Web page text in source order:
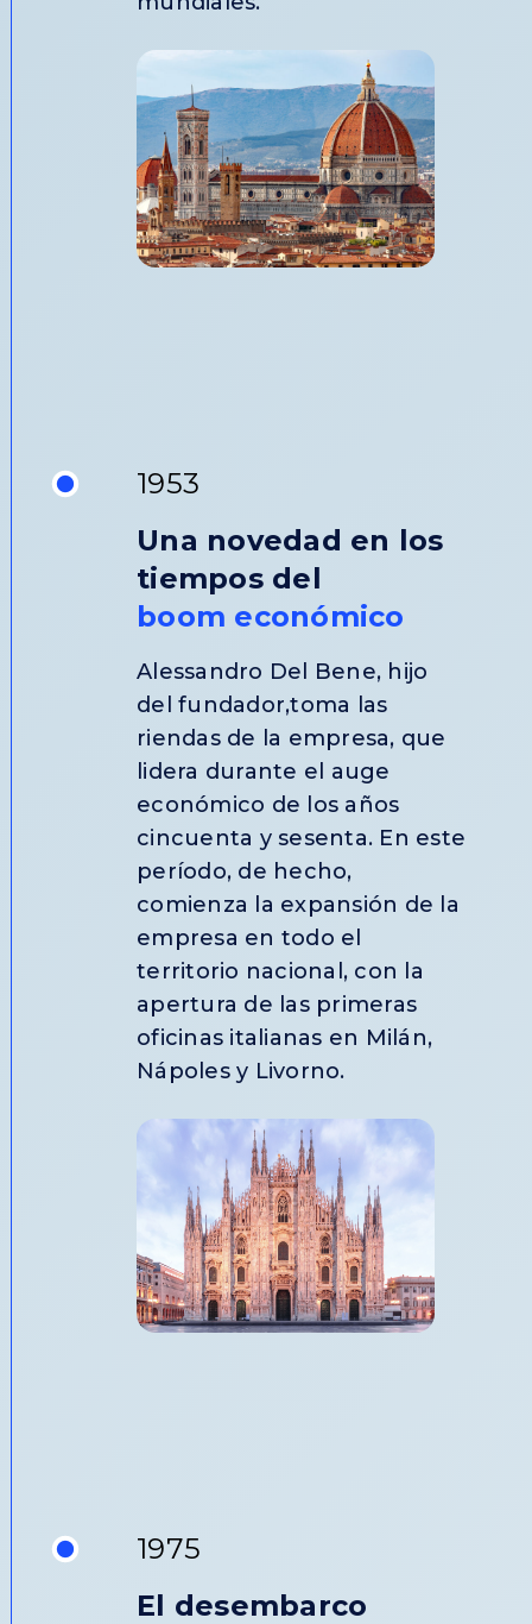
1953
Una novedad en los
tiempos del
boom económico
Alessandro Del Bene, hijo
del fundador,toma las
riendas de la empresa, que
lidera durante el auge
económico de los años
cincuenta y sesenta. En este
período, de hecho,
comienza la expansión de la
empresa en todo el
territorio nacional, con la
apertura de las primeras
oficinas italianas en Milán,
Nápoles y Livorno.
1975
El desembarco